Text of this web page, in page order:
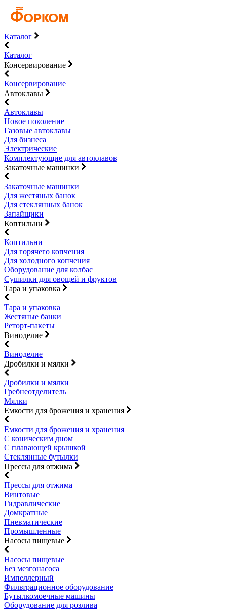
Каталог
Каталог
Консервирование
Консервирование
Автоклавы
Автоклавы
Новое поколение
Газовые автоклавы
Для бизнеса
Электрические
Комплектующие для автоклавов
Закаточные машинки
Закаточные машинки
Для жестяных банок
Для стеклянных банок
Запайщики
Коптильни
Коптильни
Для горячего копчения
Для холодного копчения
Оборудование для колбас
Сушилки для овощей и фруктов
Тара и упаковка
Тара и упаковка
Жестяные банки
Реторт-пакеты
Виноделие
Виноделие
Дробилки и мялки
Дробилки и мялки
Гребнеотделитель
Мялки
Емкости для брожения и хранения
Емкости для брожения и хранения
С коническим дном
С плавающей крышкой
Стеклянные бутылки
Прессы для отжима
Прессы для отжима
Винтовые
Гидравлические
Домкратные
Пневматические
Промышленные
Насосы пищевые
Насосы пищевые
Без мезгонасоса
Импеллерный
Фильтрационное оборудование
Бутылкомоечные машины
Оборудование для розлива